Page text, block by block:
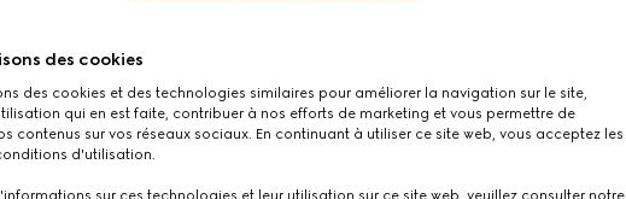
des cookies
des cookies et des technologies similaires pour améliorer la navigation sur le site,
qui en est faite, contribuer à nos efforts de marketing et vous permettre de
contenus sur vos réseaux sociaux. En continuant à utiliser ce site web, vous acceptez les
d'utilisation.
sur ces technologies et leur utilisation sur ce site web, veuillez consulter notre